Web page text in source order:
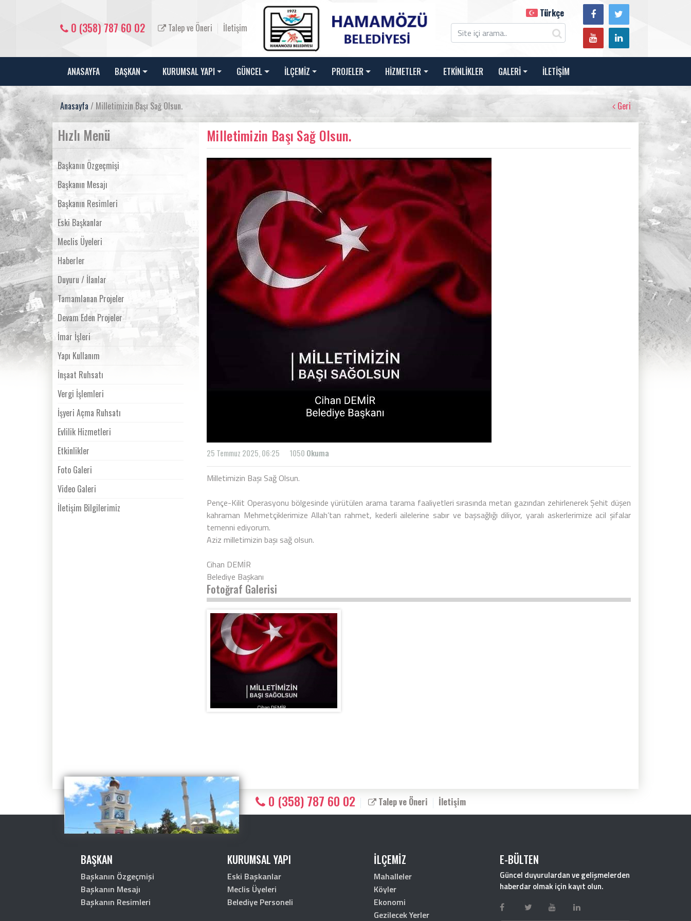
0 (358) 787 60 02 Talep ve Öneri İletişim
Türkçe
ANASAYFA BAŞKAN KURUMSAL YAPI GÜNCEL İLÇEMİZ PROJELER HİZMETLER ETKİNLİKLER GALERİ İLETİŞİM
Anasayfa / Milletimizin Başı Sağ Olsun. Geri
Hızlı Menü
Başkanın Özgeçmişi
Başkanın Mesajı
Başkanın Resimleri
Eski Başkanlar
Meclis Üyeleri
Haberler
Duyuru / İlanlar
Tamamlanan Projeler
Devam Eden Projeler
İmar İşleri
Yapı Kullanım
İnşaat Ruhsatı
Vergi İşlemleri
İşyeri Açma Ruhsatı
Evlilik Hizmetleri
Etkinlikler
Foto Galeri
Video Galeri
İletişim Bilgilerimiz
Milletimizin Başı Sağ Olsun.
25 Temmuz 2025, 06:25 1050 Okuma
Milletimizin Başı Sağ Olsun.
Pençe-Kilit Operasyonu bölgesinde yürütülen arama tarama faaliyetleri sırasında metan gazından zehirlenerek Şehit düşen
kahraman Mehmetçiklerimize Allah’tan rahmet, kederli ailelerine sabır ve başsağlığı diliyor, yaralı askerlerimize acil şifalar
temenni ediyorum.
Aziz milletimizin başı sağ olsun.
Cihan DEMİR
Belediye Başkanı
Fotoğraf Galerisi
0 (358) 787 60 02 Talep ve Öneri İletişim
BAŞKAN
Başkanın Özgeçmişi
Başkanın Mesajı
Başkanın Resimleri
KURUMSAL YAPI
Eski Başkanlar
Meclis Üyeleri
Belediye Personeli
İLÇEMİZ
Mahalleler
Köyler
Ekonomi
Gezilecek Yerler
E-BÜLTEN
Güncel duyurulardan ve gelişmelerden
haberdar olmak için kayıt olun.